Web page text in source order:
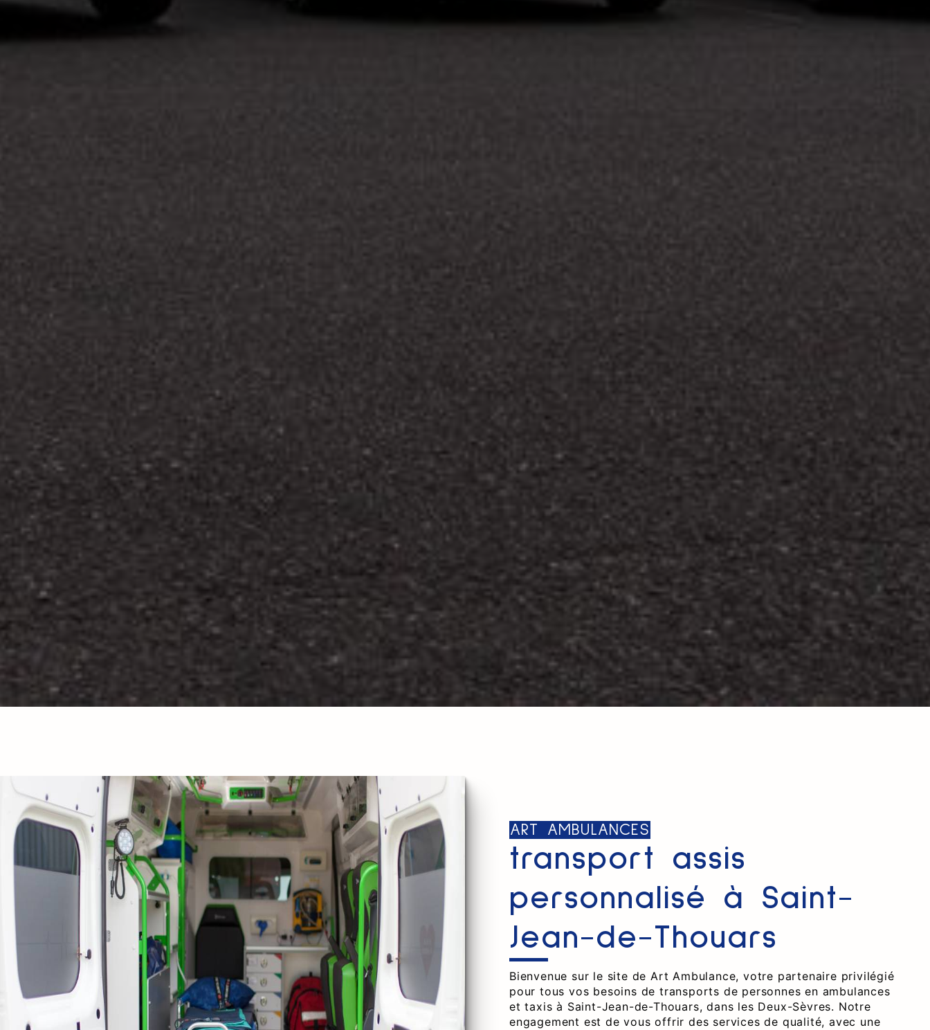
ART AMBULANCES
transport assis
personnalisé à Saint-
Jean-de-Thouars
Bienvenue sur le site de Art Ambulance, votre partenaire privilégié
pour tous vos besoins de transports de personnes en ambulances
et taxis à Saint-Jean-de-Thouars, dans les Deux-Sèvres. Notre
engagement est de vous offrir des services de qualité, avec une